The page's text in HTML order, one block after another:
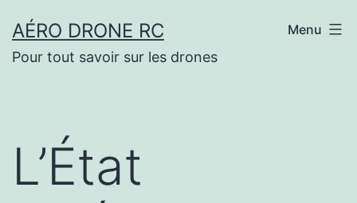
au
contenu
AÉRO DRONE RC
Pour tout savoir sur les drones
Menu
L’État